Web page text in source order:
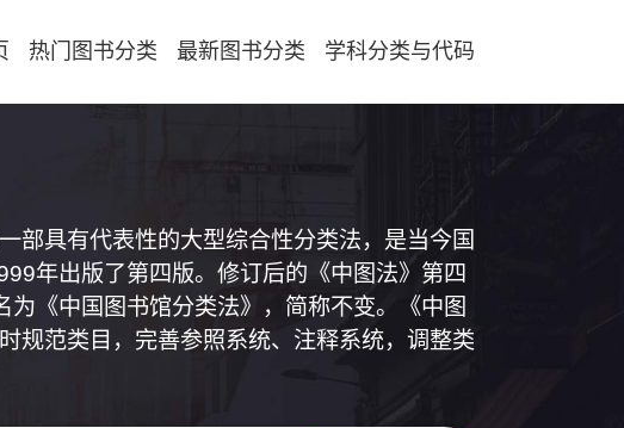
热门图书分类 最新图书分类 学科分类与代码
部具有代表性的大型综合性分类法，是当今国
年出版了第四版。修订后的《中图法》第四
《中国图书馆分类法》，简称不变。《中图
规范类目，完善参照系统、注释系统，调整类